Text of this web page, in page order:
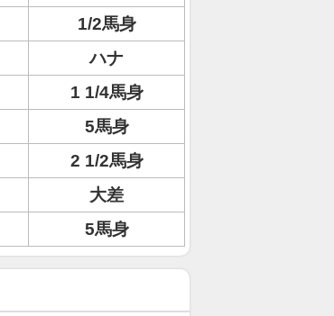
1/2馬身
ハナ
1 1/4馬身
5馬身
2 1/2馬身
大差
5馬身